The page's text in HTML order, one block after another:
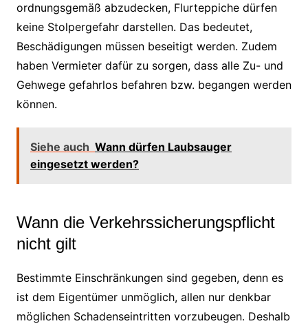
ordnungsgemäß abzudecken, Flurteppiche dürfen
keine Stolpergefahr darstellen. Das bedeutet,
Beschädigungen müssen beseitigt werden. Zudem
haben Vermieter dafür zu sorgen, dass alle Zu- und
Gehwege gefahrlos befahren bzw. begangen werden
können.
Siehe auch Wann dürfen Laubsauger
eingesetzt werden?
Wann die Verkehrssicherungspflicht
nicht gilt
Bestimmte Einschränkungen sind gegeben, denn es
ist dem Eigentümer unmöglich, allen nur denkbar
möglichen Schadenseintritten vorzubeugen. Deshalb